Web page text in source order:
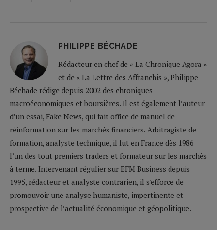
PHILIPPE BÉCHADE
Rédacteur en chef de « La Chronique Agora »
et de « La Lettre des Affranchis », Philippe
Béchade rédige depuis 2002 des chroniques
macroéconomiques et boursières. Il est également l’auteur
d’un essai, Fake News, qui fait office de manuel de
réinformation sur les marchés financiers. Arbitragiste de
formation, analyste technique, il fut en France dès 1986
l’un des tout premiers traders et formateur sur les marchés
à terme. Intervenant régulier sur BFM Business depuis
1995, rédacteur et analyste contrarien, il s'efforce de
promouvoir une analyse humaniste, impertinente et
prospective de l’actualité économique et géopolitique.